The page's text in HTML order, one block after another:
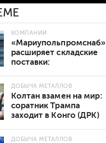
КОМПАНИИ
«Мариупольпромснаб»
расширяет складские
поставки:
стали теперь в наличии
ДОБЫЧА МЕТАЛЛОВ
Колтан взамен на мир:
соратник Трампа
заходит в Конго (ДРК)
ДОБЫЧА МЕТАЛЛОВ